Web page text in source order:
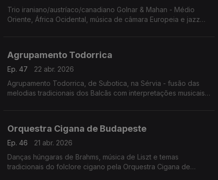
Trio iraniano/austríaco/canadiano Golnar & Mahan - Médio
Oriente, África Ocidental, música de câmara Europeia e jazz
Agrupamento Todorrica
Ep. 47
22 abr. 2026
Agrupamento Todorrica, de Subotica, na Sérvia - fusão das
melodias tradicionais dos Balcãs com interpretações musicais
Orquestra Cigana de Budapeste
Ep. 46
21 abr. 2026
Danças húngaras de Brahms, música de Liszt e temas
tradicionais do folclore cigano pela Orquestra Cigana de